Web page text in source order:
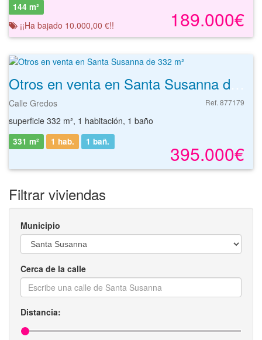
189.000€
144 m²
¡¡Ha bajado 10.000,00 €!!
Calle Gredos Ref. 877179
superficie 332 m², 1 habitación, 1 baño
395.000€
331 m² 1 hab. 1 bañ.
Filtrar viviendas
Municipio
Cerca de la calle
Distancia: